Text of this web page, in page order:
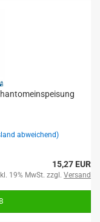
abweichend)
15,27 EUR
19% MwSt. zzgl. Versand